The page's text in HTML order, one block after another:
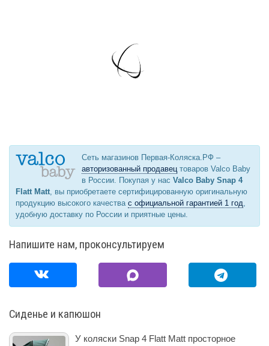
Сеть магазинов Первая-Коляска.РФ –
авторизованный продавецтоваров Valco Baby
в России. Покупая у нас Valco Baby Snap 4
Flatt Matt, вы приобретаете сертифицированную оригинальную
продукцию высокого качества с официальной гарантией 1 год,
удобную доставку по России и приятные цены.
Напишите нам, проконсультируем
Сиденье и капюшон
У коляски Snap 4 Flatt Matt просторное